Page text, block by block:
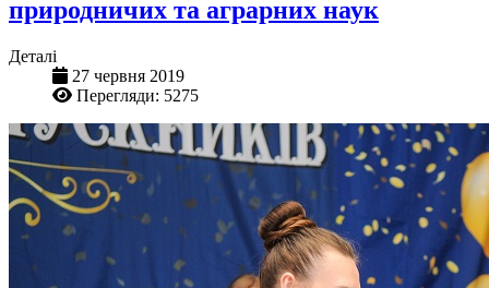
природничих та аграрних наук
Деталі
27 червня 2019
Перегляди: 5275